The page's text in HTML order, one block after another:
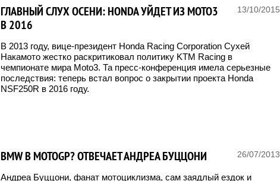
13/10/2015
ГЛАВНЫЙ СЛУХ ОСЕНИ: HONDA УЙДЕТ ИЗ MOTO3
В 2016
В 2013 году, вице-президент Honda Racing Corporation Сухей
Накамото жестко раскритиковал политику KTM Racing в
чемпионате мира Moto3. Та пресс-конференция имела серьезные
последствия: теперь встал вопрос о закрытии проекта Honda
NSF250R в 2016 году.
26/07/2013
BMW В MOTOGP? ОТВЕЧАЕТ АНДРЕА БУЦЦОНИ
Андреа Буццони, фанат мотоциклизма, сам заядлый ездок и